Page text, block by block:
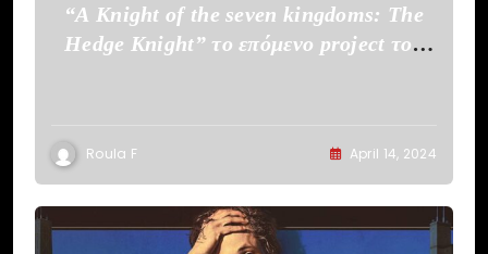
“A Knight of the seven kingdoms: The
Hedge Knight” το επόμενο project του
Roula F April 14, 2024